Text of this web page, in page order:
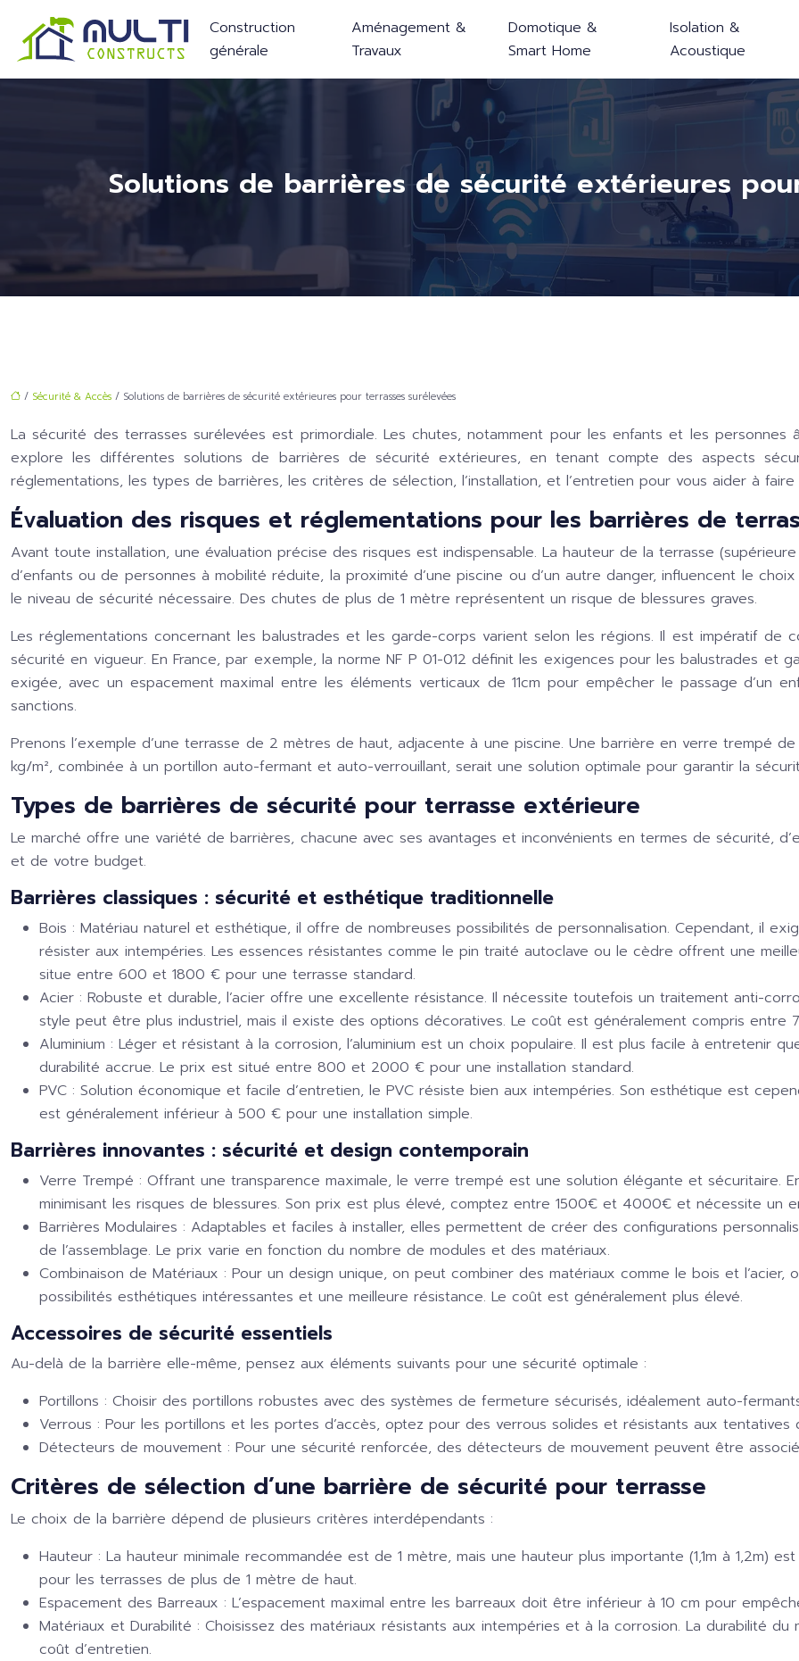
Construction
générale
Aménagement &
Travaux
Domotique &
Smart Home
Isolation &
Acoustique
Solutions de barrières de sécurité extérieures
/ Sécurité & Accès / Solutions de barrières de sécurité extérieures pour terrasses surélevées
La sécurité des terrasses surélevées est primordiale. Les chutes, notamment pour les enfants et les
explore les différentes solutions de barrières de sécurité extérieures, en tenant compte des aspects
réglementations, les types de barrières, les critères de sélection, l’installation, et l’entretien pour vous aider à
Évaluation des risques et réglementations pour les barrières de
Avant toute installation, une évaluation précise des risques est indispensable. La hauteur de la terrasse
d’enfants ou de personnes à mobilité réduite, la proximité d’une piscine ou d’un autre danger, influencent le
le niveau de sécurité nécessaire. Des chutes de plus de 1 mètre représentent un risque de blessures graves.
Les réglementations concernant les balustrades et les garde-corps varient selon les régions. Il est impératif
sécurité en vigueur. En France, par exemple, la norme NF P 01-012 définit les exigences pour les balustrades et
exigée, avec un espacement maximal entre les éléments verticaux de 11cm pour empêcher le passage d’un
sanctions.
Prenons l’exemple d’une terrasse de 2 mètres de haut, adjacente à une piscine. Une barrière en verre trempé
kg/m², combinée à un portillon auto-fermant et auto-verrouillant, serait une solution optimale pour garantir la
Types de barrières de sécurité pour terrasse extérieure
Le marché offre une variété de barrières, chacune avec ses avantages et inconvénients en termes de sécurité,
et de votre budget.
Barrières classiques : sécurité et esthétique traditionnelle
Bois : Matériau naturel et esthétique, il offre de nombreuses possibilités de personnalisation. Cependant, il
résister aux intempéries. Les essences résistantes comme le pin traité autoclave ou le cèdre offrent une
situe entre 600 et 1800 € pour une terrasse standard.
Acier : Robuste et durable, l’acier offre une excellente résistance. Il nécessite toutefois un traitement anti-
style peut être plus industriel, mais il existe des options décoratives. Le coût est généralement compris
Aluminium : Léger et résistant à la corrosion, l’aluminium est un choix populaire. Il est plus facile à entretenir
durabilité accrue. Le prix est situé entre 800 et 2000 € pour une installation standard.
PVC : Solution économique et facile d’entretien, le PVC résiste bien aux intempéries. Son esthétique est
est généralement inférieur à 500 € pour une installation simple.
Barrières innovantes : sécurité et design contemporain
Verre Trempé : Offrant une transparence maximale, le verre trempé est une solution élégante et sécuritaire.
minimisant les risques de blessures. Son prix est plus élevé, comptez entre 1500€ et 4000€ et nécessite un
Barrières Modulaires : Adaptables et faciles à installer, elles permettent de créer des configurations
de l’assemblage. Le prix varie en fonction du nombre de modules et des matériaux.
Combinaison de Matériaux : Pour un design unique, on peut combiner des matériaux comme le bois et l’acier,
possibilités esthétiques intéressantes et une meilleure résistance. Le coût est généralement plus élevé.
Accessoires de sécurité essentiels
Au-delà de la barrière elle-même, pensez aux éléments suivants pour une sécurité optimale :
Portillons : Choisir des portillons robustes avec des systèmes de fermeture sécurisés, idéalement auto-
Verrous : Pour les portillons et les portes d’accès, optez pour des verrous solides et résistants aux tentatives
Détecteurs de mouvement : Pour une sécurité renforcée, des détecteurs de mouvement peuvent être
Critères de sélection d’une barrière de sécurité pour terrasse
Le choix de la barrière dépend de plusieurs critères interdépendants :
Hauteur : La hauteur minimale recommandée est de 1 mètre, mais une hauteur plus importante (1,1m à 1,2m)
pour les terrasses de plus de 1 mètre de haut.
Espacement des Barreaux : L’espacement maximal entre les barreaux doit être inférieur à 10 cm pour
Matériaux et Durabilité : Choisissez des matériaux résistants aux intempéries et à la corrosion. La durabilité
coût d’entretien.